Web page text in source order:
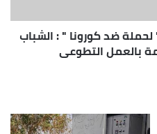
ضد كورونا " : الشباب
بالعمل التطوعى